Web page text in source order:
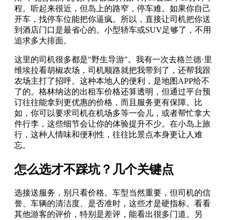
程。听起来很近，但岛上的路窄，停车难。如果你自己
开车，找停车位能把你逼疯。所以，直接让司机把你送
到酒店门口是最省心的。小型轿车或SUV足够了，不用
追求多大排面。
这里的司机很多都是"野生导游"。我有一次去格兰德·里
维埃拉看胡椒农场，司机顺路就把我带到了，还帮我跟
农场主打了招呼。这种本地人的便利，是地图APP给不
了的。格林纳达的出租车价格还算透明，但通过平台预
订往往能拿到更优惠的价格，而且服务更有保障。比
如，你可以要求司机在机场多等一会儿，或者帮忙拿大
件行李，这些细节会让你的体验提升不少。在小岛上旅
行，这种人情味和便利性，往往比景点本身更让人难
忘。
怎么选才不踩坑？几个关键点
选接送服务，别只看价格。车型当然重要，但司机的信
誉、车辆的清洁度、是否准时，这些才是硬指标。看看
其他游客的评价，特别是差评，能看出很多门道。另